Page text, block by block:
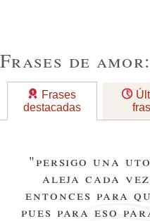
Frases de amor:
Frases
destacadas
"persigo una
aleja cada
entonces para
pues para eso